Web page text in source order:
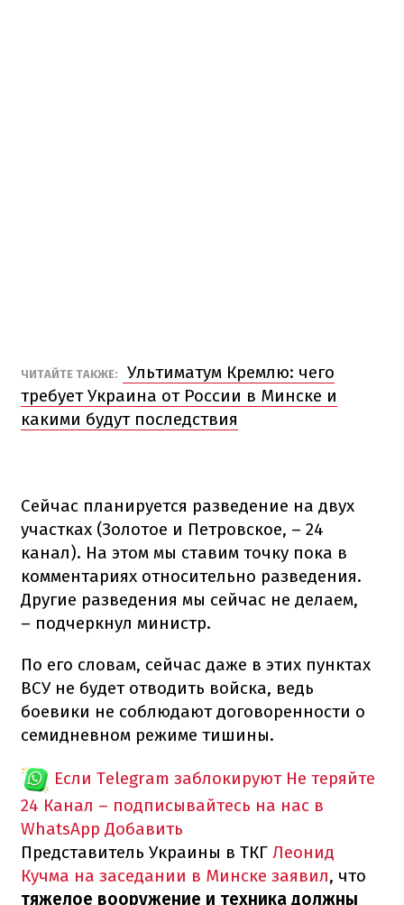
ЧИТАЙТЕ ТАКЖЕ:
Ультиматум Кремлю: чего
требует Украина от России в Минске и
какими будут последствия
Сейчас планируется разведение на двух
участках (Золотое и Петровское, – 24
канал). На этом мы ставим точку пока в
комментариях относительно разведения.
Другие разведения мы сейчас не делаем,
– подчеркнул министр.
По его словам, сейчас даже в этих пунктах
ВСУ не будет отводить войска, ведь
боевики не соблюдают договоренности о
семидневном режиме тишины.
Если Telegram заблокируют Не теряйте
24 Канал – подписывайтесь на нас в
WhatsApp Добавить
Представитель Украины в ТКГ Леонид
Кучма на заседании в Минске заявил, что
тяжелое вооружение и техника должны